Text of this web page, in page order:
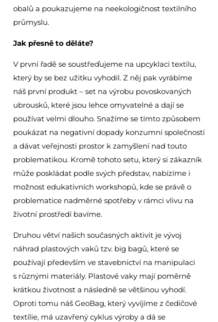
obalů a poukazujeme na neekologičnost textilního
průmyslu.
Jak přesně to děláte?
V první řadě se soustřeďujeme na upcyklaci textilu,
který by se bez užitku vyhodil. Z něj pak vyrábíme
náš první produkt – set na výrobu povoskovaných
ubrousků, které jsou lehce omyvatelné a dají se
používat velmi dlouho. Snažíme se tímto způsobem
poukázat na negativní dopady konzumní společnosti
a dávat veřejnosti prostor k zamyšlení nad touto
problematikou. Kromě tohoto setu, který si zákazník
může poskládat podle svých představ, nabízíme i
možnost edukativních workshopů, kde se právě o
problematice nadměrné spotřeby v rámci vlivu na
životní prostředí bavíme.
Druhou větví našich současných aktivit je vývoj
náhrad plastových vaků tzv. big bagů, které se
používají především ve stavebnictví na manipulaci
s různými materiály. Plastové vaky mají poměrně
krátkou životnost a následně se většinou vyhodí.
Oproti tomu náš GeoBag, který vyvíjíme z čedičové
textílie, má uzavřený cyklus výroby a dá se